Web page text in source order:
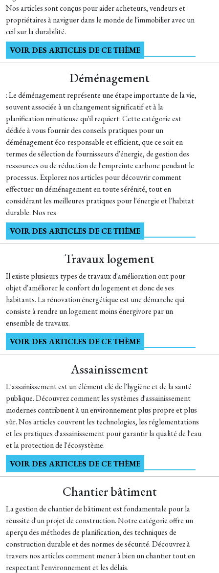
Nos articles sont conçus pour aider acheteurs, vendeurs et
propriétaires à naviguer dans le monde de l'immobilier avec un
œil sur la durabilité.
VOIR DES ARTICLES DE CE THÈME
Déménagement
: Le déménagement représente une étape importante de la vie,
souvent associée à un changement significatif et à la
planification minutieuse qu'il requiert. Cette catégorie est
dédiée à vous fournir des conseils pratiques pour un
déménagement éco-responsable et efficient, que ce soit en
termes de sélection de fournisseurs d'énergie, de gestion des
ressources ou de réduction de l'empreinte carbone pendant le
processus. Explorez nos articles pour découvrir comment
effectuer un déménagement en toute sérénité, tout en
considérant les meilleures pratiques pour l'énergie et l'habitat
durable. Nos res
VOIR DES ARTICLES DE CE THÈME
Travaux logement
Il existe plusieurs types de travaux d'amélioration ont pour
objet d'améliorer le confort du logement et donc de ses
habitants. La rénovation énergétique est une démarche qui
consiste à rendre un logement moins énergivore par un
ensemble de travaux.
VOIR DES ARTICLES DE CE THÈME
Assainissement
L'assainissement est un élément clé de l'hygiène et de la santé
publique. Découvrez comment les systèmes d'assainissement
modernes contribuent à un environnement plus propre et plus
sûr. Nos articles couvrent les technologies, les réglementations
et les pratiques d'assainissement pour garantir la qualité de l'eau
et la protection de l'écosystème.
VOIR DES ARTICLES DE CE THÈME
Chantier bâtiment
La gestion de chantier de bâtiment est fondamentale pour la
réussite d'un projet de construction. Notre catégorie offre un
aperçu des méthodes de planification, des techniques de
construction durable et des normes de sécurité. Découvrez à
travers nos articles comment mener à bien un chantier tout en
respectant l'environnement et les délais.